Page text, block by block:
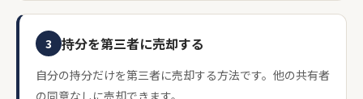
3 持分を第三者に売却する
自分の持分だけを第三者に売却する方法です。他の共有者
の同意なしに売却できます。